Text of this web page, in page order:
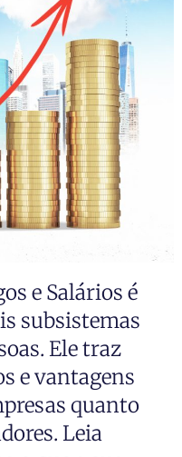
e Salários é
subsistemas
Ele traz